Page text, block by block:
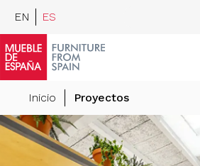
EN ES
Inicio Proyectos